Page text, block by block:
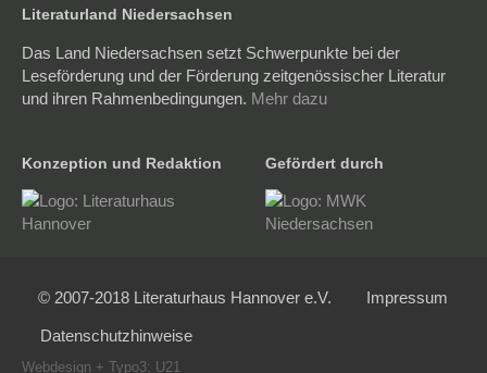
Literaturland Niedersachsen
Das Land Niedersachsen setzt Schwerpunkte bei der
Leseförderung und der Förderung zeitgenössischer Literatur
und ihren Rahmenbedingungen. Mehr dazu
Konzeption und Redaktion Gefördert durch
© 2007-2018 Literaturhaus Hannover e.V. Impressum
Datenschutzhinweise
Webdesign + Typo3: U21